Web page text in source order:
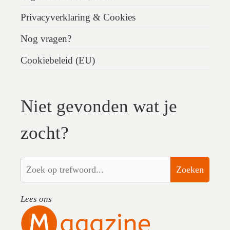
Privacyverklaring & Cookies
Nog vragen?
Cookiebeleid (EU)
Niet gevonden wat je
zocht?
Zoeken
Lees ons